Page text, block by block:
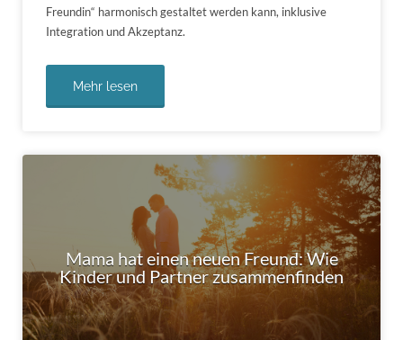
Freundin“ harmonisch gestaltet werden kann, inklusive
Integration und Akzeptanz.
Mehr lesen
Mama hat einen neuen Freund: Wie
Kinder und Partner zusammenfinden